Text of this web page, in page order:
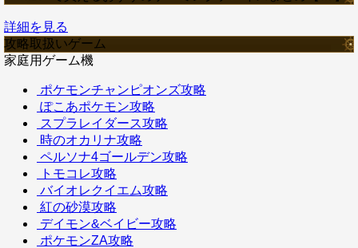
詳細を見る
攻略取扱いゲーム
家庭用ゲーム機
ポケモンチャンピオンズ攻略
ぽこあポケモン攻略
スプラレイダース攻略
時のオカリナ攻略
ペルソナ4ゴールデン攻略
トモコレ攻略
バイオレクイエム攻略
紅の砂漠攻略
デイモン&ベイビー攻略
ポケモンZA攻略